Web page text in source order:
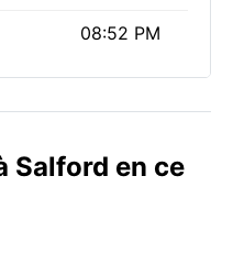
08:52 PM
Salford en ce